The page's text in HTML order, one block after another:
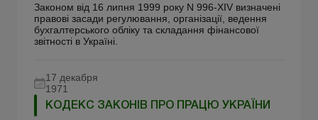
Законом від 16 липня 1999 року N 996-XIV визначені
правові засади регулювання, організації, ведення
бухгалтерського обліку та складання фінансової
звітності в Україні.
17 декабря
1971
КОДЕКС ЗАКОНІВ ПРО ПРАЦЮ УКРАЇНИ